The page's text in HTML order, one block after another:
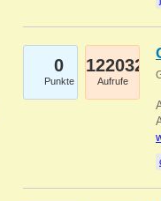
0
Punkte
122032
Aufrufe